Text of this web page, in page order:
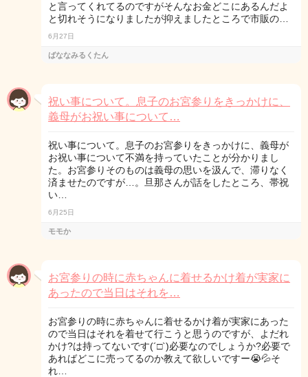
と言ってくれてるのですがそんなお金どこにあるんだよ
と切れそうになりましたが抑えましたところで市販の…
6月27日
ばななみるくたん
祝い事について。息子のお宮参りをきっかけに、
義母がお祝い事について…
祝い事について。息子のお宮参りをきっかけに、義母が
お祝い事について不満を持っていたことが分かりまし
た。お宮参りそのものは義母の思いを汲んで、滞りなく
済ませたのですが…。旦那さんが話をしたところ、帯祝
い…
6月25日
モモか
お宮参りの時に赤ちゃんに着せるかけ着が実家に
あったので当日はそれを…
お宮参りの時に赤ちゃんに着せるかけ着が実家にあった
ので当日はそれを着せて行こうと思うのですが、よだれ
かけ?は持ってないです(´□`)必要なのでしょうか?必要で
あればどこに売ってるのか教えて欲しいですー😭💦そ
れ…